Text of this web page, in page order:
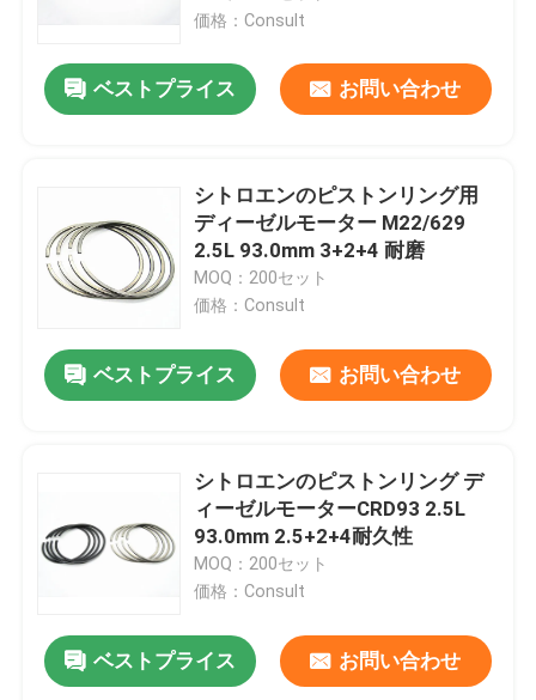
価格：Consult
ベストプライス お問い合わせ
シトロエンのピストンリング用
ディーゼルモーター M22/629
2.5L 93.0mm 3+2+4 耐磨
MOQ：200セット
価格：Consult
ベストプライス お問い合わせ
シトロエンのピストンリング デ
ィーゼルモーターCRD93 2.5L
93.0mm 2.5+2+4耐久性
MOQ：200セット
価格：Consult
ベストプライス お問い合わせ